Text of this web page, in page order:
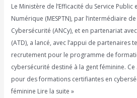
Le Ministère de l’Efficacité du Service
Numérique (MESPTN), par l’intermédiaire
Cybersécurité (ANCy), et en partenariat
(ATD), a lancé, avec l’appui de partenaires
recrutement pour le programme de
cybersécurité destiné à la gent féminine.
pour des formations certifiantes en
féminine Lire la suite »